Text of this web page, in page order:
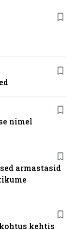
armastasid
kehtis
nimel